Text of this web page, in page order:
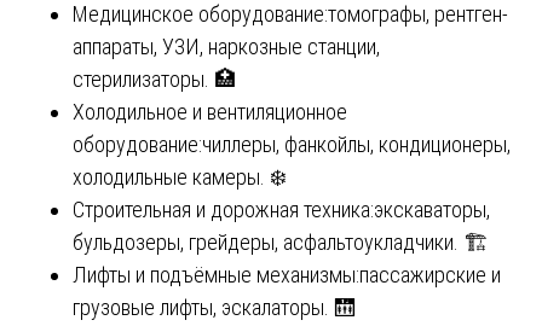
Медицинское оборудование:томографы, рентген-
аппараты, УЗИ, наркозные станции,
стерилизаторы. 🏥
Холодильное и вентиляционное
оборудование:чиллеры, фанкойлы, кондиционеры,
холодильные камеры. ❄️
Строительная и дорожная техника:экскаваторы,
бульдозеры, грейдеры, асфальтоукладчики. 🏗️
Лифты и подъёмные механизмы:пассажирские и
грузовые лифты, эскалаторы. 🛗